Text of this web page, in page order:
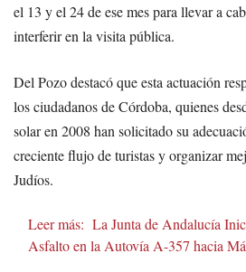
el 13 y el 24 de ese mes para llevar a
interferir en la visita pública.
Del Pozo destacó que esta actuación
los ciudadanos de Córdoba, quienes
solar en 2008 han solicitado su
creciente flujo de turistas y organizar
Judíos.
Leer más: La Junta de Andalucía
Asfalto en la Autovía A-357 hacia